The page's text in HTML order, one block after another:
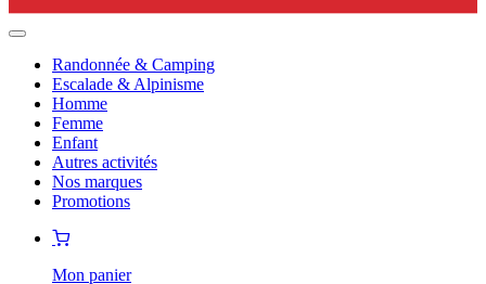
Randonnée & Camping
Escalade & Alpinisme
Homme
Femme
Enfant
Autres activités
Nos marques
Promotions
Mon panier